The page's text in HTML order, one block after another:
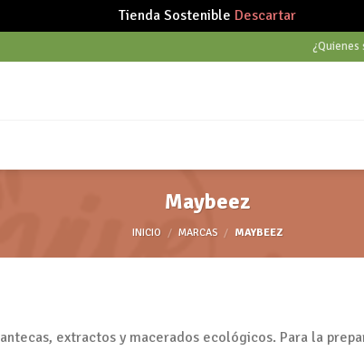
Tienda Sostenible Descartar
¿Quienes
Maybeez
INICIO / MARCAS / MAYBEEZ
extractos y macerados ecológicos. Para la